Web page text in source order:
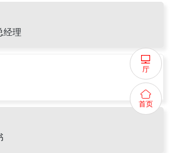
经理
厅
首页